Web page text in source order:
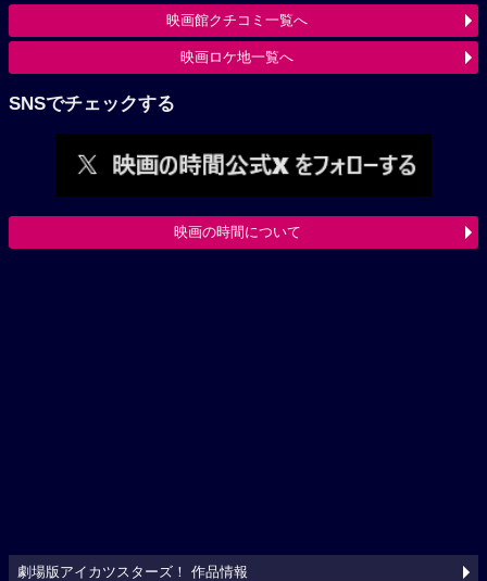
映画館クチコミ一覧へ
映画ロケ地一覧へ
SNSでチェックする
映画の時間について
劇場版アイカツスターズ！ 作品情報